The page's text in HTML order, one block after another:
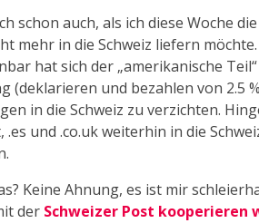
schon auch, als ich diese Woche
mehr in die Schweiz liefern
hat sich der „amerikanische
und bezahlen von 2.5
in die Schweiz zu verzichten.
und .co.uk weiterhin in die
Keine Ahnung, es ist mir
der Schweizer Post kooperieren